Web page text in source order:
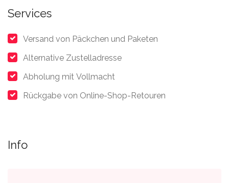
Services
Versand von Päckchen und Paketen
Alternative Zustelladresse
Abholung mit Vollmacht
Rückgabe von Online-Shop-Retouren
Info